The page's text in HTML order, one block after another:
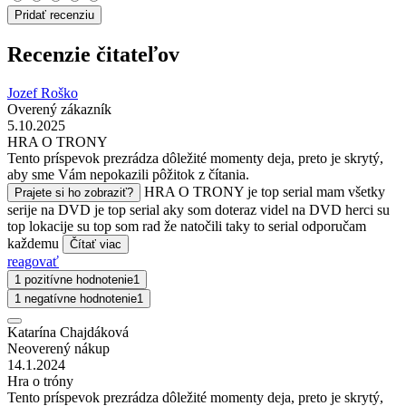
Pridať recenziu
Recenzie čitateľov
Jozef Roško
Overený zákazník
5.10.2025
HRA O TRONY
Tento príspevok prezrádza dôležité momenty deja, preto je skrytý,
aby sme Vám nepokazili pôžitok z čítania.
Prajete si ho zobraziť?
HRA O TRONY je top serial mam všetky
serije na DVD je top serial aky som doteraz videl na DVD herci su
top lokacije su top som rad že natočili taky to serial odporučam
každemu
Čítať viac
reagovať
1 pozitívne hodnotenie1
1 negatívne hodnotenie1
Katarína Chajdáková
Neoverený nákup
14.1.2024
Hra o tróny
Tento príspevok prezrádza dôležité momenty deja, preto je skrytý,